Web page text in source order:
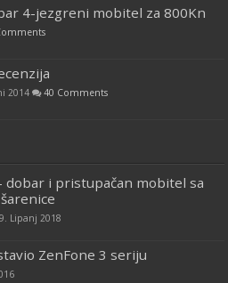
4-jezgreni mobitel za 800Kn
2014 40 Comments
dobar i pristupačan mobitel sa
Lipanj 2018
ZenFone 3 seriju